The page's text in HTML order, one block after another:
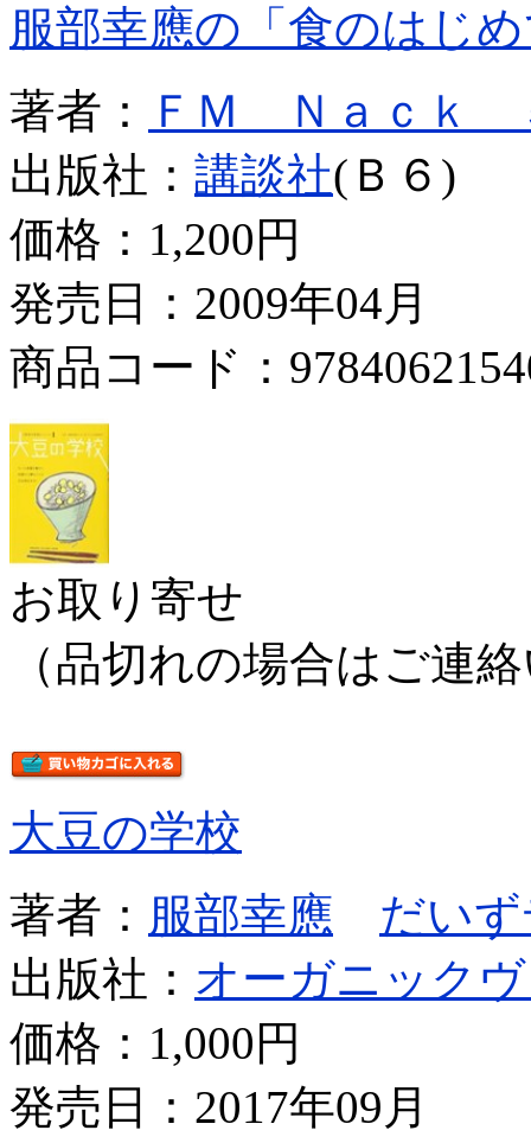
服部幸應の「食のはじ
著者：
ＦＭ Ｎａｃｋ
出版社： 講談社(Ｂ６)
価格： 1,200円
発売日：2009年04月
商品コード：
お取り寄せ
（品切れの場合はご連
大豆の学校
著者： 服部幸應
だい
出版社： オーガニック
価格： 1,000円
発売日：2017年09月